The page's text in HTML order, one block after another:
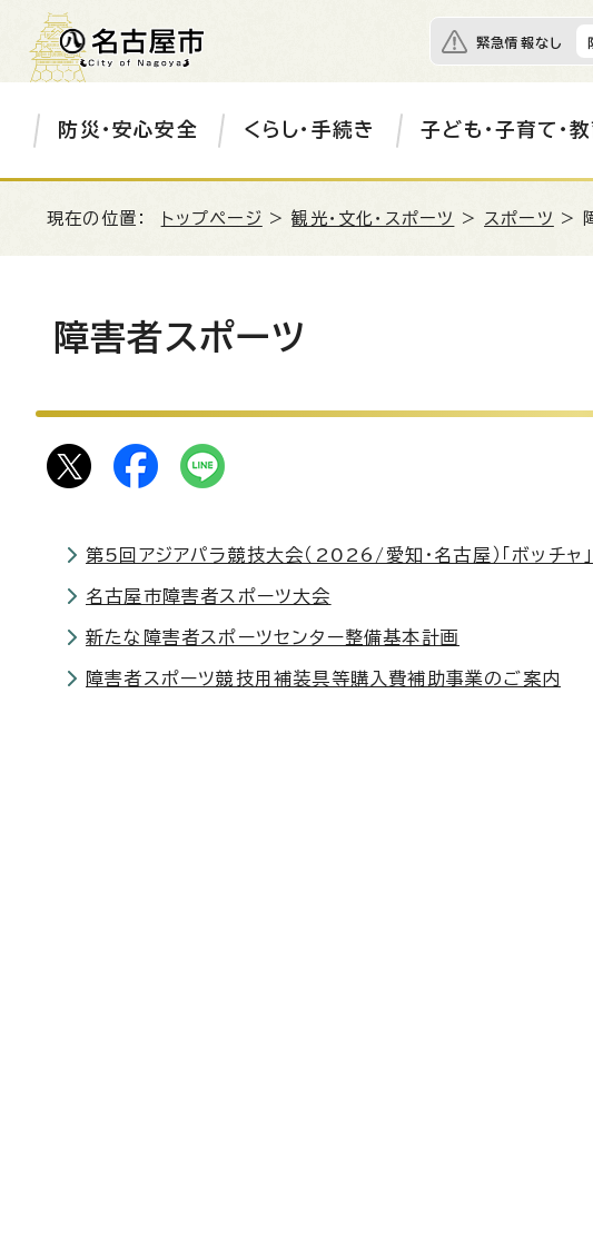
緊急情報なし
防災・安心安全 くらし・手続き 子ども・子育て・
現在の位置： トップページ >観光・文化・スポーツ > スポーツ >
障害者スポーツ
第5回アジアパラ競技大会（2026/愛知・名古屋）「ボッチャ」
名古屋市障害者スポーツ大会
新たな障害者スポーツセンター整備基本計画
障害者スポーツ競技用補装具等購入費補助事業のご案内